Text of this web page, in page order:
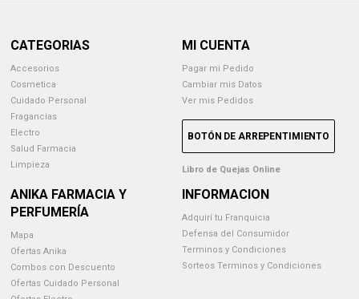
CATEGORIAS
Accesorios
Cosmetica
Cuidado Personal
Fragancias
Electro
Salud Farmacia
Limpieza
MI CUENTA
Pagar mi Pedido
Cambiar mis Datos
Ver mis Pedidos
BOTÓN DE ARREPENTIMIENTO
Libro de Quejas Online
ANIKA FARMACIA Y
PERFUMERÍA
Mapa
Ofertas Anika
Combos con Descuento
Ofertas Cuidado Personal
INFORMACION
Adquirí tu Franquicia
Defensa del Consumidor
Terminos y Condiciones
Sorteos Terminos y Condiciones